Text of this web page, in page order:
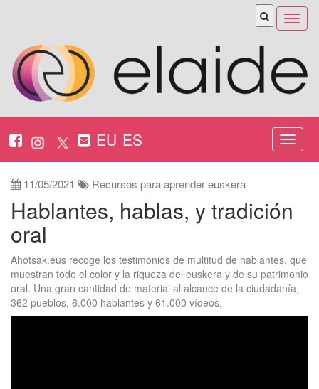
Abrir
menú
EU ES
ireki
11/05/2021 Recursos para aprender euskera
Hablantes, hablas, y tradición
oral
Ahotsak.eus recoge los testimonios de multitud de hablantes, que
muestran todo el color y la riqueza del euskera y de su patrimonio
oral. Una gran cantidad de material al alcance de la ciudadanía,
362 pueblos, 6.000 hablantes y 61.000 vídeos.